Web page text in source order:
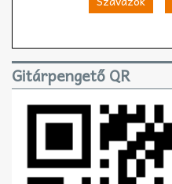
Gitárpengető QR